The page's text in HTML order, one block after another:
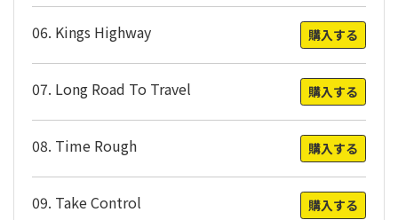
06. Kings Highway 購入する
07. Long Road To Travel 購入する
08. Time Rough 購入する
09. Take Control 購入する